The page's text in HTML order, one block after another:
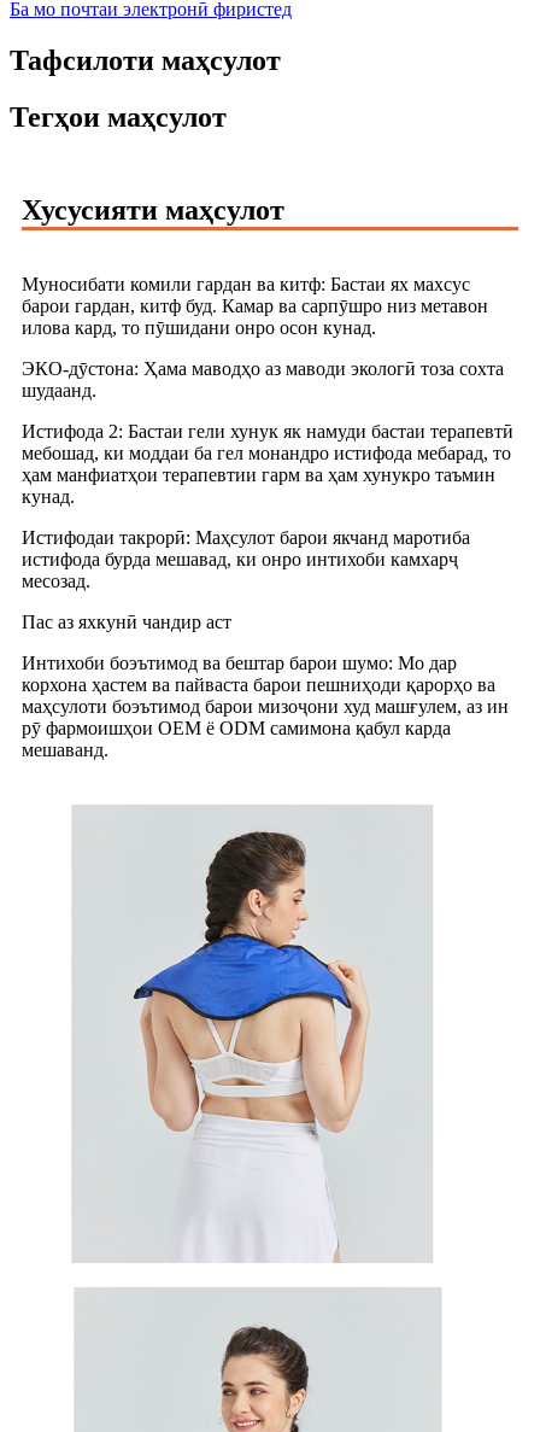
Ба мо почтаи электронӣ фиристед
Тафсилоти маҳсулот
Тегҳои маҳсулот
Хусусияти маҳсулот
Муносибати комили гардан ва китф: Бастаи ях махсус
барои гардан, китф буд. Камар ва сарпӯшро низ метавон
илова кард, то пӯшидани онро осон кунад.
ЭКО-дӯстона: Ҳама маводҳо аз маводи экологӣ тоза сохта
шудаанд.
Истифода 2: Бастаи гели хунук як намуди бастаи терапевтӣ
мебошад, ки моддаи ба гел монандро истифода мебарад, то
ҳам манфиатҳои терапевтии гарм ва ҳам хунукро таъмин
кунад.
Истифодаи такрорӣ: Маҳсулот барои якчанд маротиба
истифода бурда мешавад, ки онро интихоби камхарҷ
месозад.
Пас аз яхкунӣ чандир аст
Интихоби боэътимод ва бештар барои шумо: Мо дар
корхона ҳастем ва пайваста барои пешниҳоди қарорҳо ва
маҳсулоти боэътимод барои мизоҷони худ машғулем, аз ин
рӯ фармоишҳои OEM ё ODM самимона қабул карда
мешаванд.